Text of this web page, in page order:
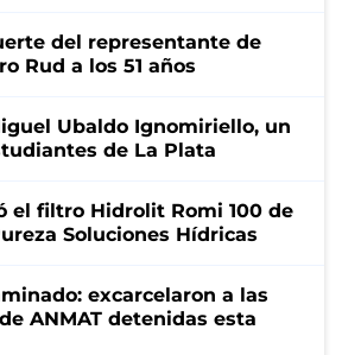
del representante de
Rud a los 51 años
Ubaldo Ignomiriello, un
de La Plata
el filtro Hidrolit Romi 100 de
Soluciones Hídricas
excarcelaron a las
ANMAT detenidas esta